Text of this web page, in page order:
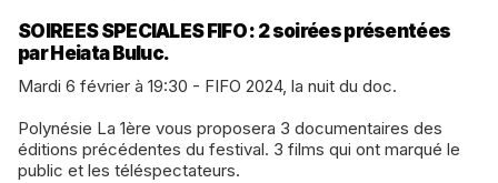
​SOIREES SPECIALES FIFO : 2 soirées présentées
par Heiata Buluc.
Mardi 6 février à 19:30 - FIFO 2024, la nuit du doc.
Polynésie La 1ère vous proposera 3 documentaires des
éditions précédentes du festival. 3 films qui ont marqué le
public et les téléspectateurs.